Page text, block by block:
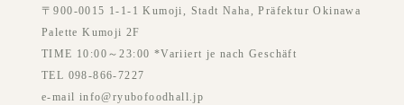
〒900-0015 1-1-1 Kumoji, Stadt Naha, Präfektur Okinawa
Palette Kumoji 2F
TIME 10:00～23:00 *Variiert je nach Geschäft
TEL 098-866-7227
e-mail info@ryubofoodhall.jp